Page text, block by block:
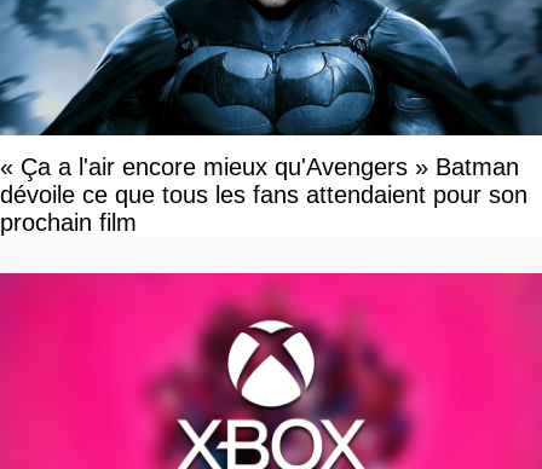
« Ça a l'air encore mieux qu'Avengers » Batman
dévoile ce que tous les fans attendaient pour son
prochain film